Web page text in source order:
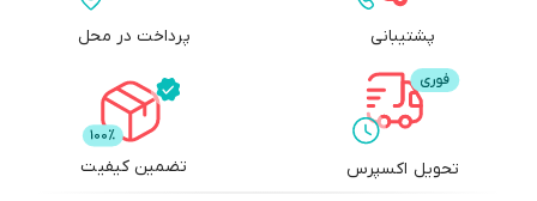
پشتیبانی پرداخت در محل
تحویل اکسپرس تضمین کیفیت